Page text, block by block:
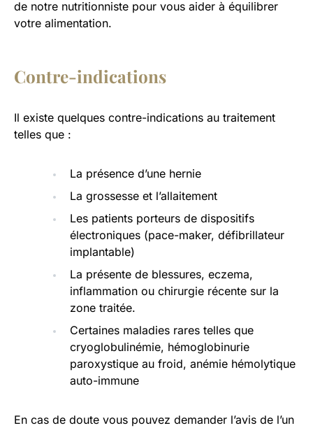
de notre nutritionniste pour vous aider à équilibrer
votre alimentation.
Contre-indications
Il existe quelques contre-indications au traitement
telles que :
La présence d’une hernie
La grossesse et l’allaitement
Les patients porteurs de dispositifs
électroniques (pace-maker, défibrillateur
implantable)
La présente de blessures, eczema,
inflammation ou chirurgie récente sur la
zone traitée.
Certaines maladies rares telles que
cryoglobulinémie, hémoglobinurie
paroxystique au froid, anémie hémolytique
auto-immune
En cas de doute vous pouvez demander l’avis de l’un